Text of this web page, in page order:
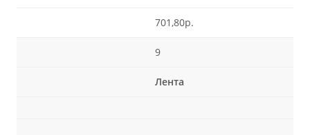
701,80р.
9
Лента